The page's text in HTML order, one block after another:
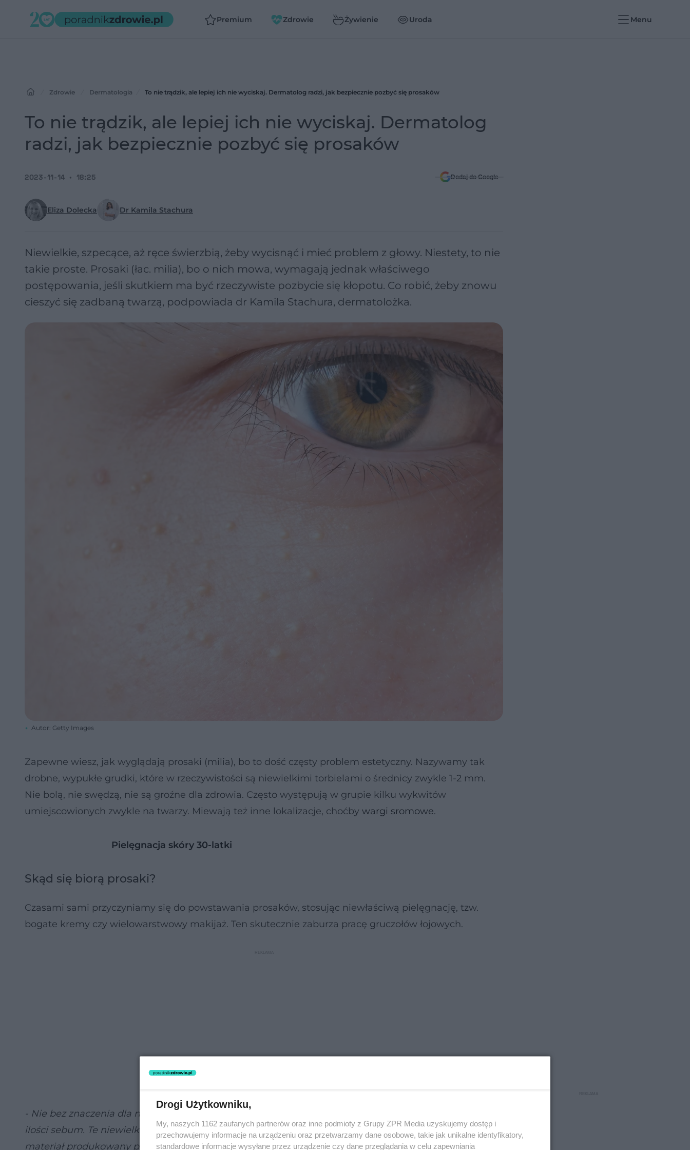
Premium Zdrowie Żywienie Uroda Menu
Zdrowie Dermatologia To nie trądzik, ale lepiej ich nie wyciskaj. Dermatolog radzi, jak bezpiecznie pozbyć się prosaków
To nie trądzik, ale lepiej ich nie wyciskaj. Dermatolog
radzi, jak bezpiecznie pozbyć się prosaków
Eliza Dolecka Dr Kamila Stachura
2023-11-14 18:25 Dodaj do Google
Niewielkie, szpecące, aż ręce świerzbią, żeby wycisnąć i mieć problem z głowy. Niestety, to nie
takie proste. Prosaki (łac. milia), bo o nich mowa, wymagają jednak właściwego
postępowania, jeśli skutkiem ma być rzeczywiste pozbycie się kłopotu. Co robić, żeby znowu
cieszyć się zadbaną twarzą, podpowiada dr Kamila Stachura, dermatolożka.
Autor: Getty Images
Zapewne wiesz, jak wyglądają prosaki (milia), bo to dość częsty problem estetyczny. Nazywamy tak
drobne, wypukłe grudki, które w rzeczywistości są niewielkimi torbielami o średnicy zwykle 1-2 mm.
Nie bolą, nie swędzą, nie są groźne dla zdrowia. Często występują w grupie kilku wykwitów
umiejscowionych zwykle na twarzy. Miewają też inne lokalizacje, choćby wargi sromowe.
Pielęgnacja skóry 30-latki
Skąd się biorą prosaki?
Czasami sami przyczyniamy się do powstawania prosaków, stosując niewłaściwą pielęgnację, tzw.
bogate kremy czy wielowarstwowy makijaż. Ten skutecznie zaburza pracę gruczołów łojowych.
- Nie bez znaczenia dla naszej skóry są też zaniedbania pielęgnacyjne przy skórze wytwarzającej duże
ilości sebum. Te niewielkie torbiele powstają bowiem wtedy, gdy zatkane gruczoły łojowe "zatrzymują"
materiał produkowany przez organizm. Tworzy się ten rodzaj maleńkiej wypukłości- tłumaczy dr
Drogi Użytkowniku,
My, naszych 1162 zaufanych partnerów oraz inne podmioty z Grupy ZPR Media uzyskujemy dostęp i
przechowujemy informacje na urządzeniu oraz przetwarzamy dane osobowe, takie jak unikalne identyfikatory,
standardowe informacje wysyłane przez urządzenie czy dane przeglądania w celu zapewniania